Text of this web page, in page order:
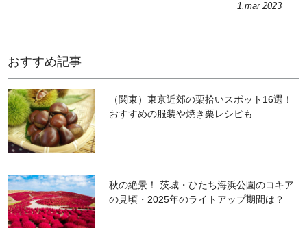
1.mar 2023
おすすめ記事
（関東）東京近郊の栗拾いスポット16選！
おすすめの服装や焼き栗レシピも
秋の絶景！ 茨城・ひたち海浜公園のコキア
の見頃・2025年のライトアップ期間は？